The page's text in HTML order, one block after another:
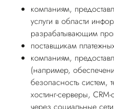
компаниям,
услуги в области
разрабатывающим
поставщикам
компаниям,
(например,
безопасность систем,
хостинг-серверы,